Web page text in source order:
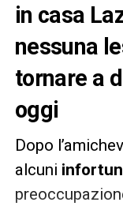
in casa
nessuna
tornare a
oggi
Dopo
alcuni